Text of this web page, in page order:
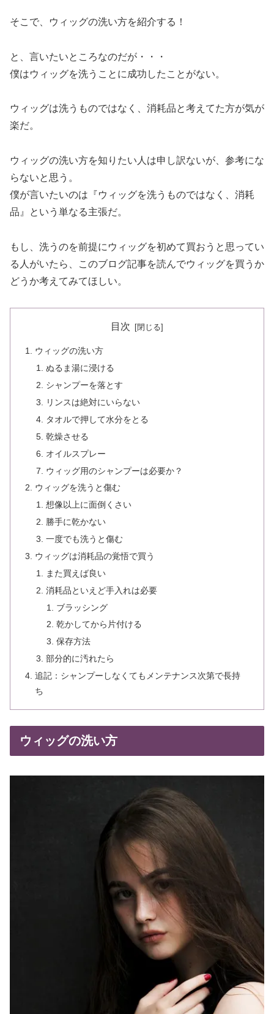
そこで、ウィッグの洗い方を紹介する！
と、言いたいところなのだが・・・
僕はウィッグを洗うことに成功したことがない。
ウィッグは洗うものではなく、消耗品と考えてた方が気が
楽だ。
ウィッグの洗い方を知りたい人は申し訳ないが、参考にな
らないと思う。
僕が言いたいのは『ウィッグを洗うものではなく、消耗
品』という単なる主張だ。
もし、洗うのを前提にウィッグを初めて買おうと思ってい
る人がいたら、このブログ記事を読んでウィッグを買うか
どうか考えてみてほしい。
目次
ウィッグの洗い方
ぬるま湯に浸ける
シャンプーを落とす
リンスは絶対にいらない
タオルで押して水分をとる
乾燥させる
オイルスプレー
ウィッグ用のシャンプーは必要か？
ウィッグを洗うと傷む
想像以上に面倒くさい
勝手に乾かない
一度でも洗うと傷む
ウィッグは消耗品の覚悟で買う
また買えば良い
消耗品といえど手入れは必要
ブラッシング
乾かしてから片付ける
保存方法
部分的に汚れたら
追記：シャンプーしなくてもメンテナンス次第で長持
ち
ウィッグの洗い方